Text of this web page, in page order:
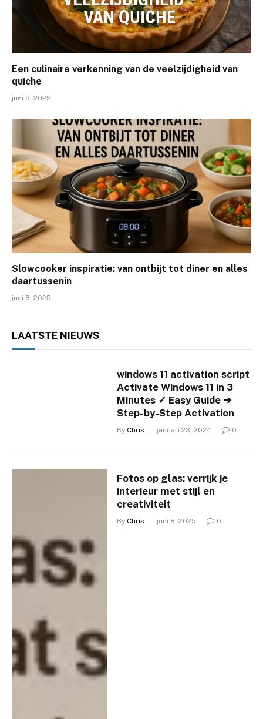
Een culinaire verkenning van de veelzijdigheid van
quiche
juni 8, 2025
Slowcooker inspiratie: van ontbijt tot diner en alles
daartussenin
juni 8, 2025
LAATSTE NIEUWS
windows 11 activation script
Activate Windows 11 in 3
Minutes ✓ Easy Guide ➔
Step-by-Step Activation
By Chris januari 23, 2024 0
Fotos op glas: verrijk je
interieur met stijl en
creativiteit
By Chris juni 8, 2025 0